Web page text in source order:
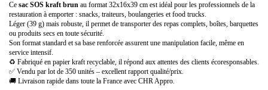
Ce sac SOS kraft brun au format 32x16x39 cm est idéal pour les professionnels de la
restauration à emporter : snacks, traiteurs, boulangeries et food trucks.
Léger (39 g) mais robuste, il permet de transporter des repas complets, boîtes, barquettes
ou produits secs en toute sécurité.
Son format standard et sa base renforcée assurent une manipulation facile, même en
service intensif.
♻️ Fabriqué en papier kraft recyclable, il répond aux attentes des clients écoresponsables.
✅ Vendu par lot de 350 unités – excellent rapport qualité/prix.
🚚 Livraison rapide dans toute la France avec CHR Appro.